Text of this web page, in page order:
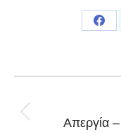
navigation
Απεργία